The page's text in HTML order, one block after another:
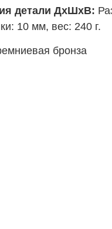
детали ДхШхВ:
10 мм, вес: 240 г.
бронза